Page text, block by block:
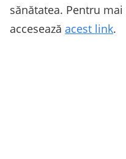
sănătatea. Pentru
accesează acest link.